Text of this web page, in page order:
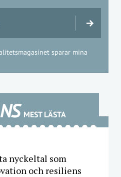
sparar mina
MEST LÄSTA
nyckeltal som
och resiliens